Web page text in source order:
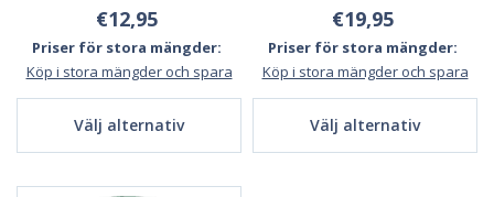
€12,95
Priser för stora mängder:
Köp i stora mängder och spara
Välj alternativ
€19,95
Priser för stora mängder:
Köp i stora mängder och spara
Välj alternativ